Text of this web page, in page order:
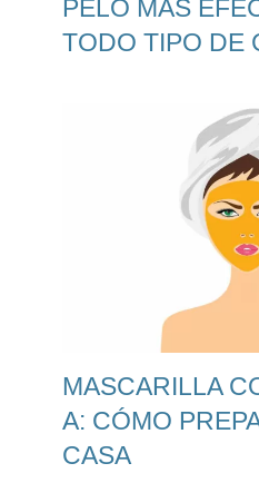
PELO MÁS
TODO TIPO DE
MASCARILLA
A: CÓMO
CASA